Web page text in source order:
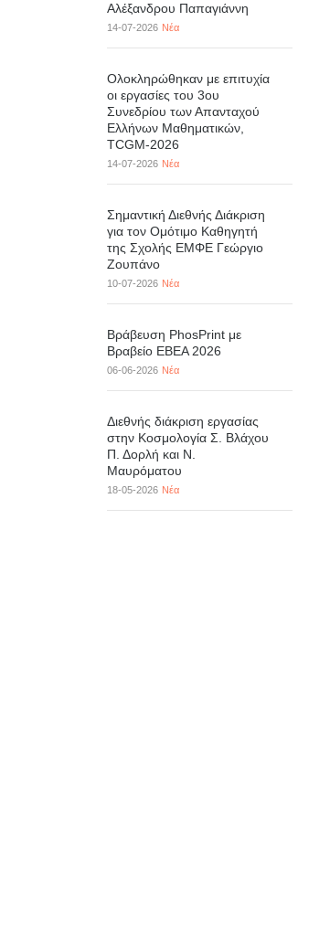
Αλέξανδρου Παπαγιάννη
14-07-2026 Νέα
Ολοκληρώθηκαν με επιτυχία
οι εργασίες του 3ου
Συνεδρίου των Απανταχού
Ελλήνων Μαθηματικών,
TCGM-2026
14-07-2026 Νέα
Σημαντική Διεθνής Διάκριση
για τον Ομότιμο Καθηγητή
της Σχολής ΕΜΦΕ Γεώργιο
Ζουπάνο
10-07-2026 Νέα
Βράβευση PhosPrint με
Βραβείο ΕΒΕΑ 2026
06-06-2026 Νέα
Διεθνής διάκριση εργασίας
στην Κοσμολογία Σ. Βλάχου
Π. Δορλή και Ν.
Μαυρόματου
18-05-2026 Νέα